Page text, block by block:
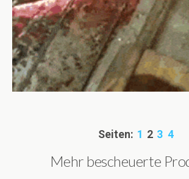
Seiten: 1 2 3 4
Mehr bescheuerte